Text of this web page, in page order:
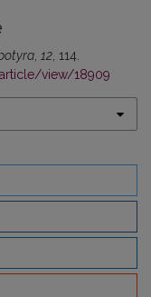
, 12, 114.
view/18909